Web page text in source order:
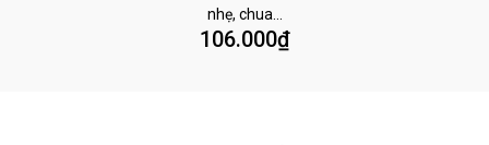
nhẹ, chua…
106.000₫